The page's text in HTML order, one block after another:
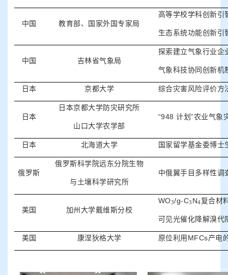
中国 教育部、国家外国专家局
高等学校学科创新引
生态系统功能创新引
中国 吉林省气象局
探索建立气象行业企
气象科技协同创新机
日本 京都大学 综合灾害风险评价方
日本
日本京都大学防灾研究所
山口大学农学部
“948计划”农业气象
日本 北海道大学 国家留学基金委博士
俄罗斯
俄罗斯科学院远东分院生物
与土壤科学研究所
中俄翼手目多样性调
美国 加州大学戴维斯分校
WO3/g-C3 N4复合材
可见光催化降解溴代
美国 康涅狄格大学 原位利用 MFCs产电